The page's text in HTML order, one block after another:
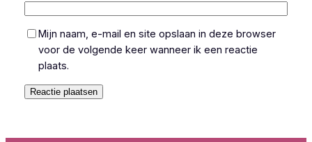
Mijn naam, e-mail en site opslaan in deze browser
voor de volgende keer wanneer ik een reactie
plaats.